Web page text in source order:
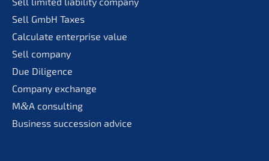
Sell GmbH Taxes
Calcu­la­te enter­pri­se value
Sell compa­ny
Due Diligence
Compa­ny exchange
M&A consul­ting
Business succes­si­on advice